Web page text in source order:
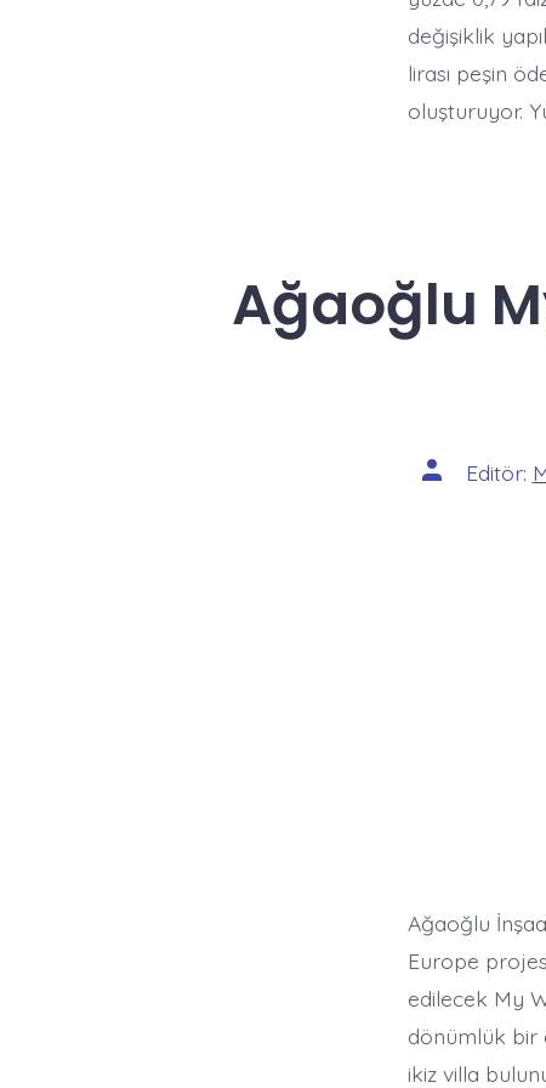
değişiklik
lirası peşin
oluşturuyor.
Ağaoğlu
Yazının
yazarı
Editör:
Ağaoğlu
Europe
edilecek My
dönümlük bir
ikiz villa